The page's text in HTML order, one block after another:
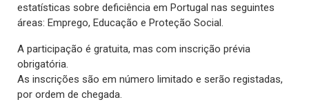
estatísticas sobre deficiência em Portugal nas seguintes
áreas: Emprego, Educação e Proteção Social.
A participação é gratuita, mas com inscrição prévia
obrigatória.
As inscrições são em número limitado e serão registadas,
por ordem de chegada.